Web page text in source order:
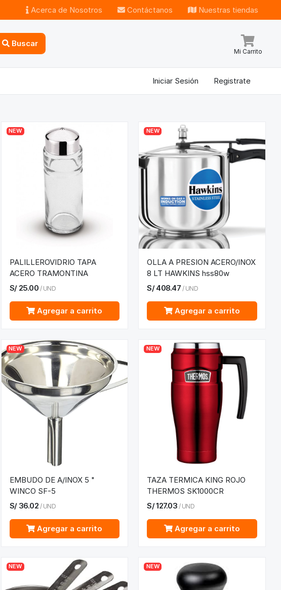
Acerca de Nosotros Contáctanos Nuestras tiendas
Buscar
Mi Carrito
Iniciar Sesión Registrate
NEW
PALILLEROVIDRIO TAPA
ACERO TRAMONTINA
S/ 25.00 / UND
Agregar a carrito
NEW
OLLA A PRESION ACERO/INOX
8 LT HAWKINS hss80w
S/408.47 / UND
Agregar a carrito
NEW
EMBUDO DE A/INOX 5 "
WINCO SF-5
S/ 36.02 / UND
Agregar a carrito
NEW
TAZA TERMICA KING ROJO
THERMOS SK1000CR
S/127.03 / UND
Agregar a carrito
NEW NEW